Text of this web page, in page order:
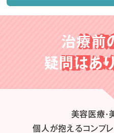
治療前
疑問はあ
美容医療・
個人が抱えるコンプ